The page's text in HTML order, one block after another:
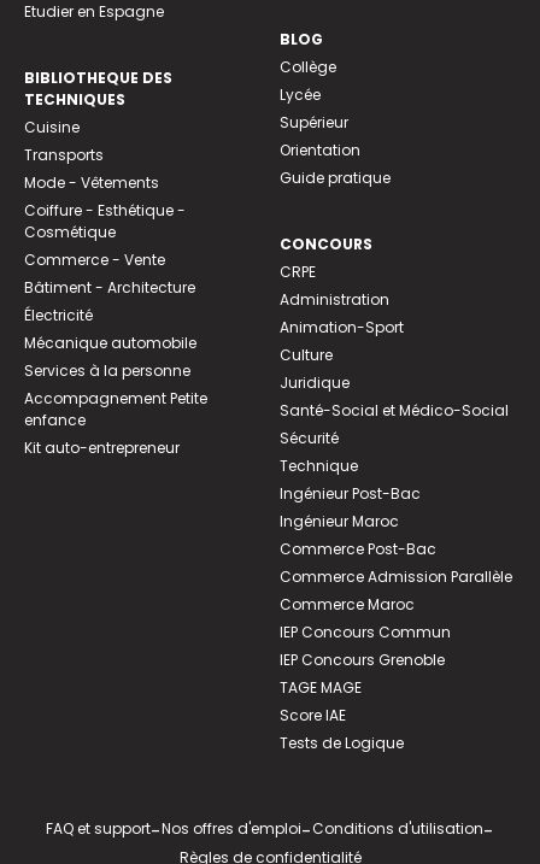
Etudier en Espagne
BIBLIOTHEQUE DES
TECHNIQUES
Cuisine
Transports
Mode - Vêtements
Coiffure - Esthétique -
Cosmétique
Commerce - Vente
Bâtiment - Architecture
Électricité
Mécanique automobile
Services à la personne
Accompagnement Petite
enfance
Kit auto-entrepreneur
BLOG
Collège
Lycée
Supérieur
Orientation
Guide pratique
CONCOURS
CRPE
Administration
Animation-Sport
Culture
Juridique
Santé-Social et Médico-Social
Sécurité
Technique
Ingénieur Post-Bac
Ingénieur Maroc
Commerce Post-Bac
Commerce Admission Parallèle
Commerce Maroc
IEP Concours Commun
IEP Concours Grenoble
TAGE MAGE
Score IAE
Tests de Logique
FAQ et support-Nos offres d'emploi-Conditions d'utilisation-
Règles de confidentialité